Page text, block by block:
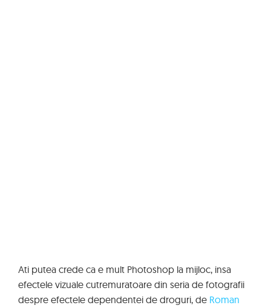
Ati putea crede ca e mult Photoshop la mijloc, insa
efectele vizuale cutremuratoare din seria de fotografii
despre efectele dependentei de droguri, de Roman